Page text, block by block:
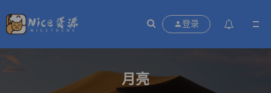
登录
月亮